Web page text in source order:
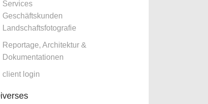
Services
Geschäftskunden
Landschaftsfotografie
Reportage, Architektur &
Dokumentationen
client login